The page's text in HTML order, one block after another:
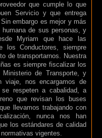
que cumple lo que
Servicio y que entrega
embargo es mejor y más
humana de sus personas, y
Myriam que hace las
los Conductores, siempre
de transportarnos. Nuestra
es siempre fiscalizar los
de Transporte, y
nos encargamos de
respeten a cabalidad, a
que revisan los buses
llevamos trabajando con
nunca nos han
los estándares de calidad
vigentes.